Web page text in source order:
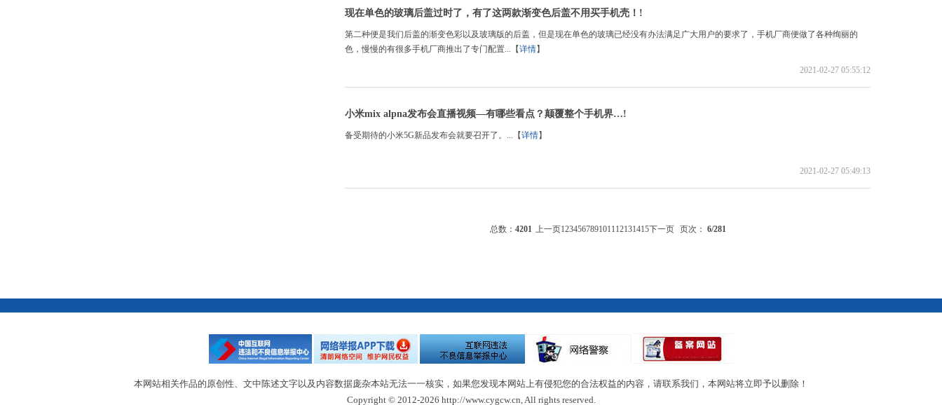
现在单色的玻璃后盖过时了，有了这两款渐变色后盖不用买手机壳！!
第二种便是我们后盖的渐变色彩以及玻璃版的后盖，但是现在单色的玻璃已经没有办法满足广大用户的要求了，手机厂商便做了各种绚丽的
色，慢慢的有很多手机厂商推出了专门配置...【详情】
2021-02-27 05:55:12
小米mix alpna发布会直播视频—有哪些看点？颠覆整个手机界…!
备受期待的小米5G新品发布会就要召开了。...【详情】
2021-02-27 05:49:13
总数： 4201 上一页123456789101112131415下一页 页次： 6/281
本网站相关作品的原创性、文中陈述文字以及内容数据庞杂本站无法一一核实，如果您发现本网站上有侵犯您的合法权益的内容，请联系我们，本网站将立即予以删除！
Copyright © 2012-2026 http://www.cygcw.cn, All rights reserved.